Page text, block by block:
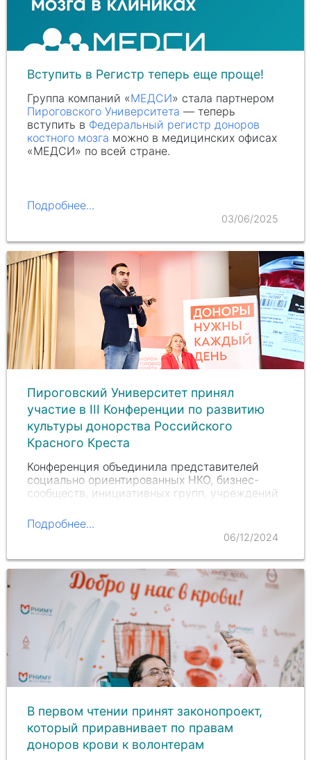
Вступить в Регистр теперь еще проще!
Группа компаний «МЕДСИ» стала партнером
Пироговского Университета — теперь
вступить в Федеральный регистр доноров
костного мозга можно в медицинских офисах
«МЕДСИ» по всей стране.
Подробнее...
03/06/2025
Пироговский Университет принял
участие в III Конференции по развитию
культуры донорства Российского
Красного Креста
Конференция объединила представителей
социально ориентированных НКО, бизнес-
сообществ, инициативных групп, учреждений
сообщества.
Подробнее...
06/12/2024
В первом чтении принят законопроект,
который приравнивает по правам
доноров крови к волонтерам